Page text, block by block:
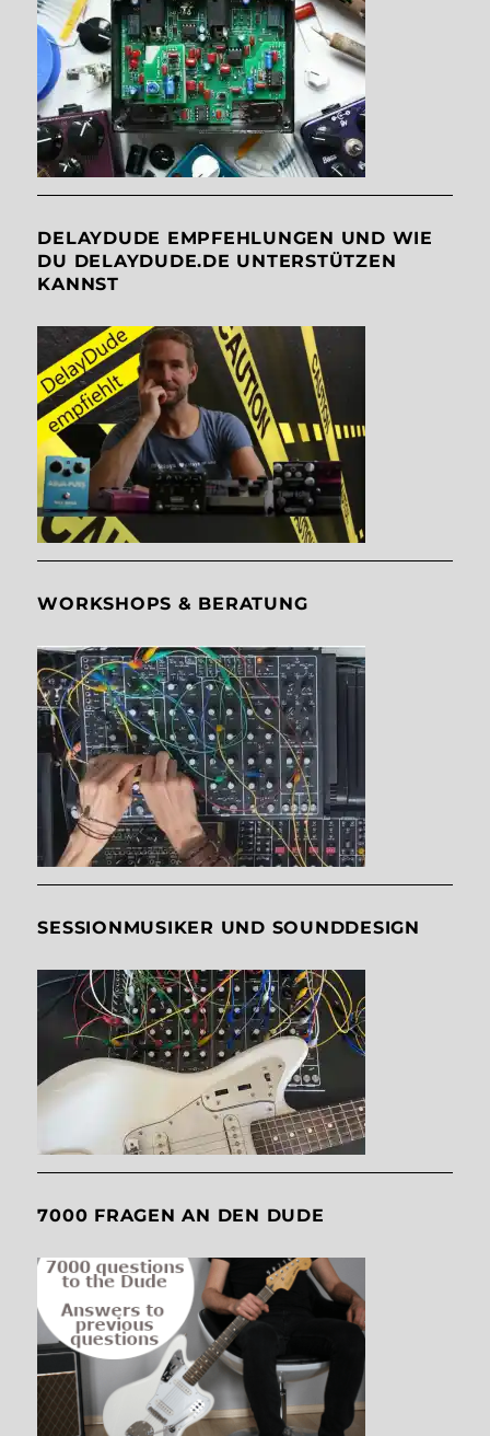
DELAYDUDE EMPFEHLUNGEN UND WIE
DU DELAYDUDE.DE UNTERSTÜTZEN
KANNST
WORKSHOPS & BERATUNG
SESSIONMUSIKER UND SOUNDDESIGN
7000 FRAGEN AN DEN DUDE